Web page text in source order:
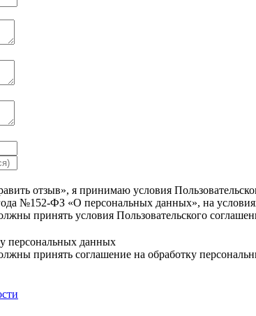
отзыв», я принимаю условия
№152-ФЗ «О персональных данных», на
принять условия Пользовательского
персональных данных
принять соглашение на обработку